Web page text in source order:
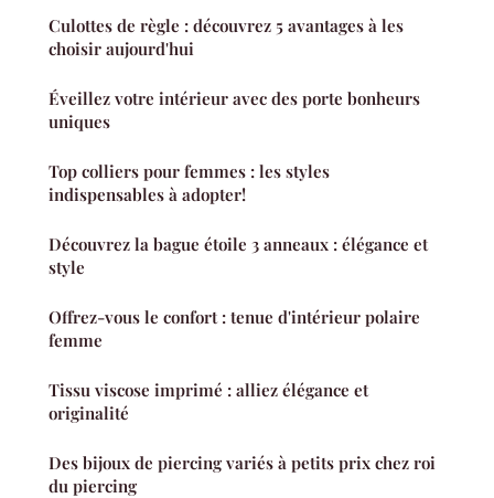
Culottes de règle : découvrez 5 avantages à les
choisir aujourd'hui
Éveillez votre intérieur avec des porte bonheurs
uniques
Top colliers pour femmes : les styles
indispensables à adopter!
Découvrez la bague étoile 3 anneaux : élégance et
style
Offrez-vous le confort : tenue d'intérieur polaire
femme
Tissu viscose imprimé : alliez élégance et
originalité
Des bijoux de piercing variés à petits prix chez roi
du piercing